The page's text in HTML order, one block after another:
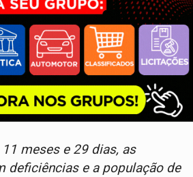
meses e 29 dias, as
deficiências e a população de